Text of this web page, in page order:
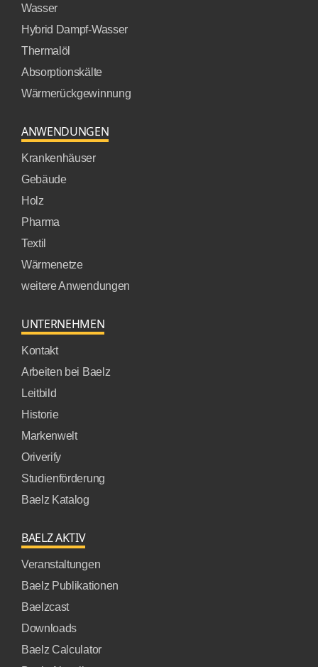
Wasser
Hybrid Dampf-Wasser
Thermalöl
Absorptionskälte
Wärmerückgewinnung
ANWENDUNGEN
Krankenhäuser
Gebäude
Holz
Pharma
Textil
Wärmenetze
weitere Anwendungen
UNTERNEHMEN
Kontakt
Arbeiten bei Baelz
Leitbild
Historie
Markenwelt
Oriverify
Studienförderung
Baelz Katalog
BAELZ AKTIV
Veranstaltungen
Baelz Publikationen
Baelzcast
Downloads
Baelz Calculator